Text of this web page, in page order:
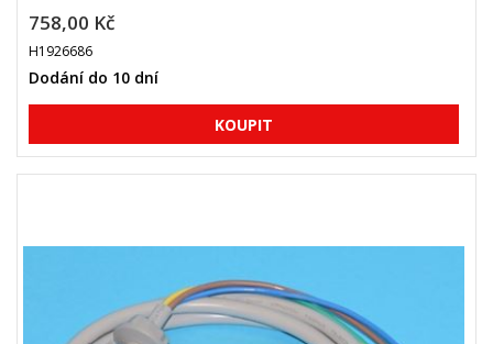
758,00 Kč
H1926686
Dodání do 10 dní